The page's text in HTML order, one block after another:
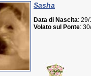
Sasha
Data di Nascita:
Volato sul Ponte: